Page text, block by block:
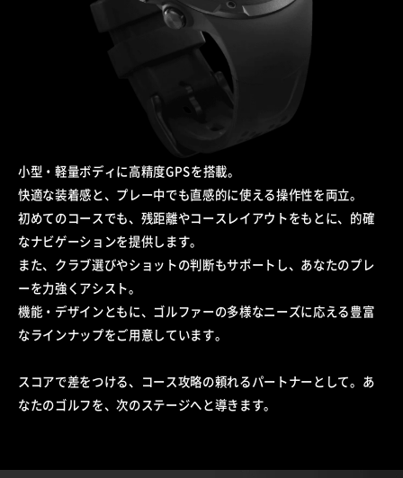
小型・軽量ボディに高精度GPSを搭載。
快適な装着感と、プレー中でも直感的に使える操作性を両立。
初めてのコースでも、残距離やコースレイアウトをもとに、的確
なナビゲーションを提供します。
また、クラブ選びやショットの判断もサポートし、あなたのプレ
ーを力強くアシスト。
機能・デザインともに、ゴルファーの多様なニーズに応える豊富
なラインナップをご用意しています。
スコアで差をつける、コース攻略の頼れるパートナーとして。あ
なたのゴルフを、次のステージへと導きます。